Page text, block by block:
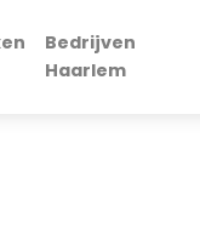
Bedrijven
Haarlem